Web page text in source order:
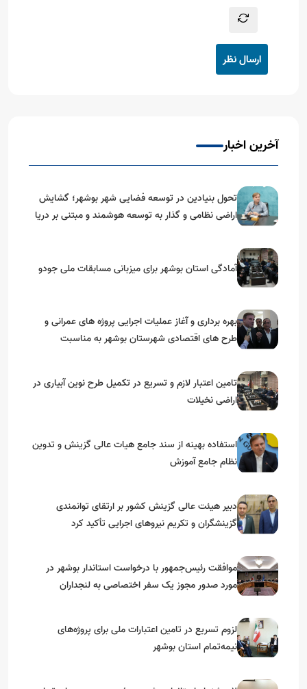
ارسال نظر
آخرین اخبار
تحول بنیادین در توسعه فضایی شهر بوشهر؛ گشایش
اراضی نظامی و گذار به توسعه هوشمند و مبتنی بر دریا
آمادگی استان بوشهر برای میزبانی مسابقات ملی جودو
بهره برداری و آغاز عملیات اجرایی پروژه های عمرانی و
طرح های اقتصادی شهرستان بوشهر به مناسبت
تامین اعتبار لازم و تسریع در تکمیل طرح نوین آبیاری در
اراضی نخیلات
استفاده بهینه از سند جامع هیات عالی گزینش و‌ تدوین
نظام جامع آموزش
دبیر هیئت عالی گزینش کشور بر ارتقای توانمندی
گزینشگران و تکریم نیروهای اجرایی تأکید کرد
موافقت رئیس‌جمهور با درخواست استاندار بوشهر در
مورد صدور مجوز یک سفر اختصاصی به لنجداران
لزوم تسریع در تامین اعتبارات ملی برای پروژه‌های
نیمه‌تمام استان بوشهر